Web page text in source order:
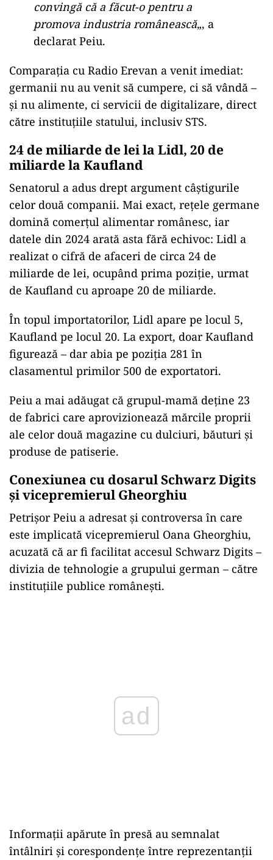
convingă că a făcut-o pentru a
promova industria românească„, a
declarat Peiu.
Comparația cu Radio Erevan a venit imediat:
germanii nu au venit să cumpere, ci să vândă –
și nu alimente, ci servicii de digitalizare, direct
către instituțiile statului, inclusiv STS.
24 de miliarde de lei la Lidl, 20 de
miliarde la Kaufland
Senatorul a adus drept argument câștigurile
celor două companii. Mai exact, rețele germane
domină comerțul alimentar românesc, iar
datele din 2024 arată asta fără echivoc: Lidl a
realizat o cifră de afaceri de circa 24 de
miliarde de lei, ocupând prima poziție, urmat
de Kaufland cu aproape 20 de miliarde.
În topul importatorilor, Lidl apare pe locul 5,
Kaufland pe locul 20. La export, doar Kaufland
figurează – dar abia pe poziția 281 în
clasamentul primilor 500 de exportatori.
Peiu a mai adăugat că grupul-mamă deține 23
de fabrici care aprovizionează mărcile proprii
ale celor două magazine cu dulciuri, băuturi și
produse de patiserie.
Conexiunea cu dosarul Schwarz Digits
și vicepremierul Gheorghiu
Petrișor Peiu a adresat și controversa în care
este implicată vicepremierul Oana Gheorghiu,
acuzată că ar fi facilitat accesul Schwarz Digits –
divizia de tehnologie a grupului german – către
instituțiile publice românești.
ad
Informații apărute în presă au semnalat
întâlniri și corespondențe între reprezentanții